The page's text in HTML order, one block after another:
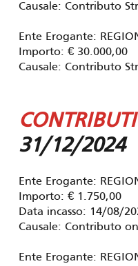
Causale: Contributo
Ente Erogante:
Importo: € 30.000,00
Causale: Contributo
CONTRIBUTI
31/12/2024
Ente Erogante:
Importo: € 1.750,00
Data incasso: 14/08/
Causale: Contributo
Ente Erogante: